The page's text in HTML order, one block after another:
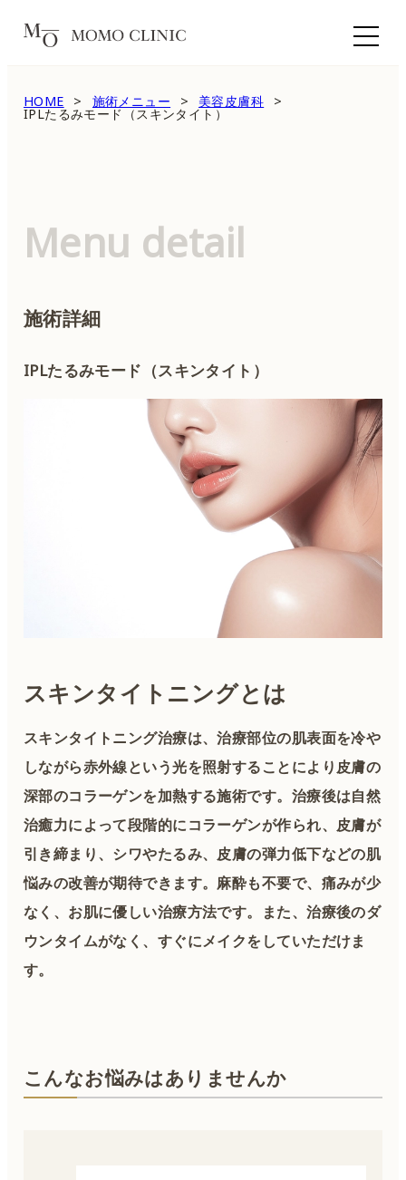
HOME 施術メニュー 美容皮膚科
IPLたるみモード（スキンタイト）
Menu detail
施術詳細
IPLたるみモード（スキンタイト）
スキンタイトニングとは
スキンタイトニング治療は、治療部位の肌表面を冷や
しながら赤外線という光を照射することにより皮膚の
深部のコラーゲンを加熱する施術です。治療後は自然
治癒力によって段階的にコラーゲンが作られ、皮膚が
引き締まり、シワやたるみ、皮膚の弾力低下などの肌
悩みの改善が期待できます。麻酔も不要で、痛みが少
なく、お肌に優しい治療方法です。また、治療後のダ
ウンタイムがなく、すぐにメイクをしていただけま
す。
こんなお悩みはありませんか